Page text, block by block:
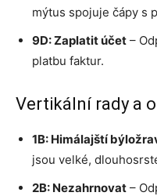
mýtus spojuje čápy s
9D: Zaplatit účet –
platbu faktur.
Vertikální rady a
1B: Himálajští
jsou velké,
2B: Nezahrnovat –